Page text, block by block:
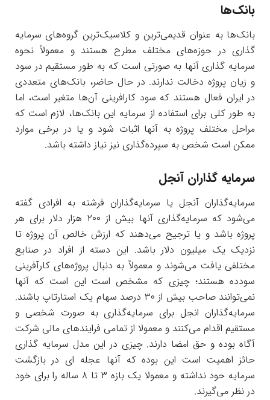
بانک‌ها
بانک‌ها به عنوان قدیمی‌ترین و کلاسیک‌ترین گروه‌های سرمایه
گذاری در حوزه‌های مختلف مطرح هستند و معمولاً نحوه
سرمایه گذاری آنها به صورتی است که به طور مستقیم در سود
و زیان پروژه دخالت ندارند. در حال حاضر، بانک‌های متعددی
در ایران فعال هستند که سود کارافرینی آن‌ها متغیر است، اما
به طور کلی برای استفاده از سرمایه این بانک‌ها، لازم است که
مراحل مختلف پروژه به آنها اثبات شود و یا در برخی موارد
ممکن است شخص به سپرده‌گذاری نیز نیاز داشته باشد.
سرمایه گذاران آنجل
سرمایه‌گذاران آنجل یا سرمایه‌گذاران فرشته به افرادی گفته
می‌شود که سرمایه‌گذاری آنها بیش از ۲۰۰ هزار دلار برای هر
پروژه باشد و یا ترجیح می‌دهند که ارزش خالص آن پروژه تا
نزدیک یک میلیون دلار باشد. این دسته از افراد در صنایع
مختلفی یافت می‌شوند و معمولاً به دنبال پروژه‌های کارآفرینی
سودده هستند؛ چیزی که مشخص است این است که آنها
نمی‌توانند صاحب بیش از ۳۰ درصد سهام یک استارتاپ باشند.
سرمایه‌گذاران انجل برای سرمایه‌گذاری به صورت شخصی و
مستقیم اقدام می‌کنند و معمولا از تمامی فرایندهای مالی شرکت
آگاه بوده و حق امضا دارند. چیزی در این مدل سرمایه گذاری
حائز اهمیت است این بوده که آنها عجله ای در بازگشت
سرمایه حود نداشته و معمولا یک بازه ۳ تا ۸ ساله را برای خود
در نظر می‌گیرند.